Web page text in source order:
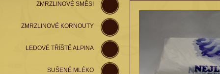
ZMRZLINOVÉ SMĚSI
ZMRZLINOVÉ KORNOUTY
LEDOVÉ TŘÍŠTĚ ALPINA
SUŠENÉ MLÉKO